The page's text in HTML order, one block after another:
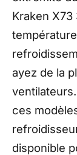
Kraken
ayez de la
ces
disponible